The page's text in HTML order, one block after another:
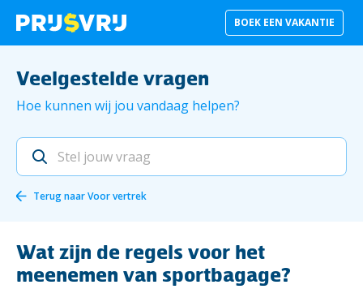
BOEK EEN VAKANTIE
Veelgestelde vragen
Hoe kunnen wij jou vandaag helpen?
Terug naarVoor vertrek
Wat zijn de regels voor het
meenemen van sportbagage?